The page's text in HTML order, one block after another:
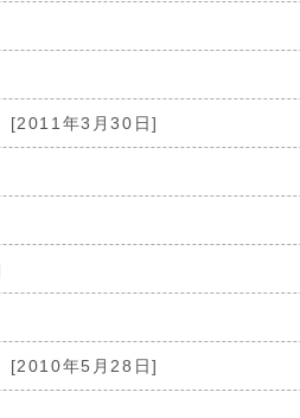
[2011年3月30日]
[2010年5月28日]